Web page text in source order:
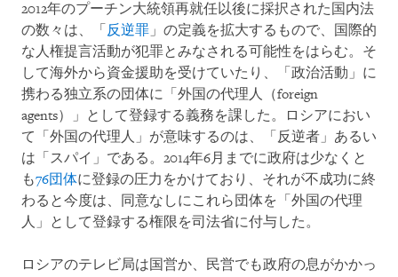
2012年のプーチン大統領再就任以後に採択された国内法
の数々は、「 反逆罪 」の定義を拡大するもので、国際的
な人権提言活動が犯罪とみなされる可能性をはらむ。そ
して海外から資金援助を受けていたり、「政治活動」に
携わる独立系の団体に「外国の代理人（foreign
agents）」として登録する義務を課した。ロシアにおい
て「外国の代理人」が意味するのは、「反逆者」あるい
は「スパイ」である。2014年6月までに政府は少なくと
も76団体に登録の圧力をかけており、それが不成功に終
わると今度は、同意なしにこれら団体を「外国の代理
人」として登録する権限を司法省に付与した。
ロシアのテレビ局は国営か、民営でも政府の息がかかっ